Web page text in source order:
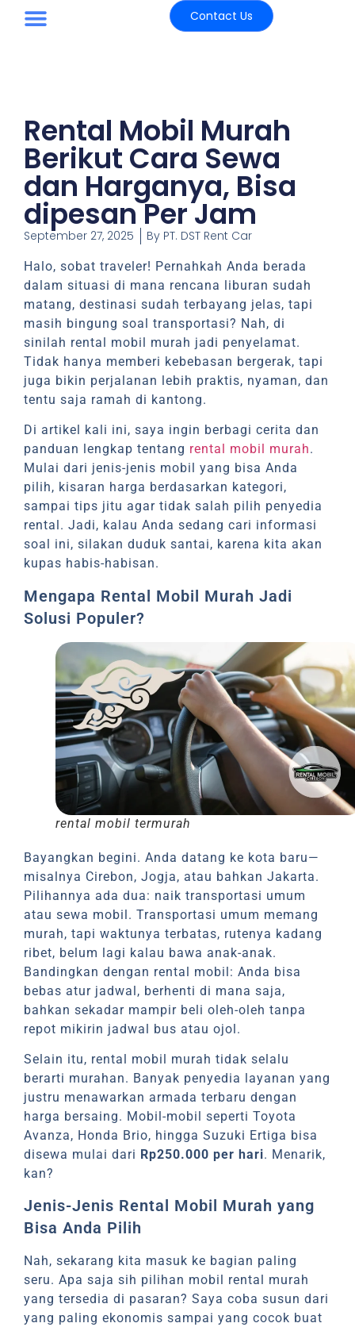
Contact Us
Rental Mobil Murah
Berikut Cara Sewa
dan Harganya, Bisa
dipesan Per Jam
September 27, 2025 By PT. DST Rent Car
Halo, sobat traveler! Pernahkah Anda berada
dalam situasi di mana rencana liburan sudah
matang, destinasi sudah terbayang jelas, tapi
masih bingung soal transportasi? Nah, di
sinilah rental mobil murah jadi penyelamat.
Tidak hanya memberi kebebasan bergerak, tapi
juga bikin perjalanan lebih praktis, nyaman, dan
tentu saja ramah di kantong.
Di artikel kali ini, saya ingin berbagi cerita dan
panduan lengkap tentang rental mobil murah.
Mulai dari jenis-jenis mobil yang bisa Anda
pilih, kisaran harga berdasarkan kategori,
sampai tips jitu agar tidak salah pilih penyedia
rental. Jadi, kalau Anda sedang cari informasi
soal ini, silakan duduk santai, karena kita akan
kupas habis-habisan.
Mengapa Rental Mobil Murah Jadi
Solusi Populer?
rental mobil termurah
Bayangkan begini. Anda datang ke kota baru—
misalnya Cirebon, Jogja, atau bahkan Jakarta.
Pilihannya ada dua: naik transportasi umum
atau sewa mobil. Transportasi umum memang
murah, tapi waktunya terbatas, rutenya kadang
ribet, belum lagi kalau bawa anak-anak.
Bandingkan dengan rental mobil: Anda bisa
bebas atur jadwal, berhenti di mana saja,
bahkan sekadar mampir beli oleh-oleh tanpa
repot mikirin jadwal bus atau ojol.
Selain itu, rental mobil murah tidak selalu
berarti murahan. Banyak penyedia layanan yang
justru menawarkan armada terbaru dengan
harga bersaing. Mobil-mobil seperti Toyota
Avanza, Honda Brio, hingga Suzuki Ertiga bisa
disewa mulai dari Rp250.000 per hari. Menarik,
kan?
Jenis-Jenis Rental Mobil Murah yang
Bisa Anda Pilih
Nah, sekarang kita masuk ke bagian paling
seru. Apa saja sih pilihan mobil rental murah
yang tersedia di pasaran? Saya coba susun dari
yang paling ekonomis sampai yang cocok buat